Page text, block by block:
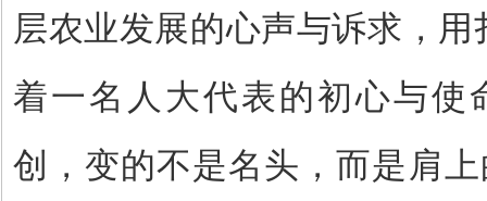
层农业发展的心声与诉求，
着一名人大代表的初心与使
创，变的不是名头，而是肩